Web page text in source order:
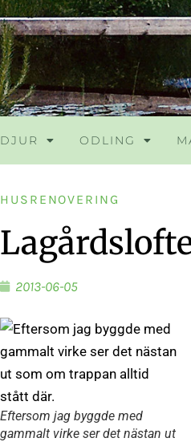
DJUR ODLING
HUSRENOVERING
2013-06-05
Eftersom jag byggde med
gammalt virke ser det nästan ut